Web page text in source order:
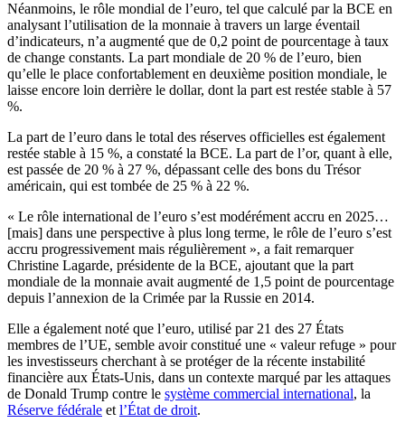
Néanmoins, le rôle mondial de l’euro, tel que calculé par la BCE en
analysant l’utilisation de la monnaie à travers un large éventail
d’indicateurs, n’a augmenté que de 0,2 point de pourcentage à taux
de change constants. La part mondiale de 20 % de l’euro, bien
qu’elle le place confortablement en deuxième position mondiale, le
laisse encore loin derrière le dollar, dont la part est restée stable à 57
%.
La part de l’euro dans le total des réserves officielles est également
restée stable à 15 %, a constaté la BCE. La part de l’or, quant à elle,
est passée de 20 % à 27 %, dépassant celle des bons du Trésor
américain, qui est tombée de 25 % à 22 %.
« Le rôle international de l’euro s’est modérément accru en 2025…
[mais] dans une perspective à plus long terme, le rôle de l’euro s’est
accru progressivement mais régulièrement », a fait remarquer
Christine Lagarde, présidente de la BCE, ajoutant que la part
mondiale de la monnaie avait augmenté de 1,5 point de pourcentage
depuis l’annexion de la Crimée par la Russie en 2014.
Elle a également noté que l’euro, utilisé par 21 des 27 États
membres de l’UE, semble avoir constitué une « valeur refuge » pour
les investisseurs cherchant à se protéger de la récente instabilité
financière aux États-Unis, dans un contexte marqué par les attaques
de Donald Trump contre le système commercial international, la
Réserve fédérale et l’État de droit.